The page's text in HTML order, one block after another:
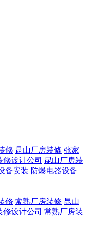
修 昆山厂房装修 张家
修设计公司 昆山厂房装
备安装 防爆电器设备
修 常熟厂房装修 昆山
修设计公司 常熟厂房装